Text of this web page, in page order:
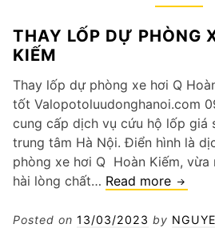
THAY LỐP DỰ PHÒNG
KIẾM
Thay lốp dự phòng xe hơi Q
tốt Valopotoluudonghanoi.com
cung cấp dịch vụ cứu hộ lốp giá
trung tâm Hà Nội. Điển hình là
phòng xe hơi Q Hoàn Kiếm, vừa
hài lòng chất… Read more Thay
dự
Posted on 13/03/2023 by